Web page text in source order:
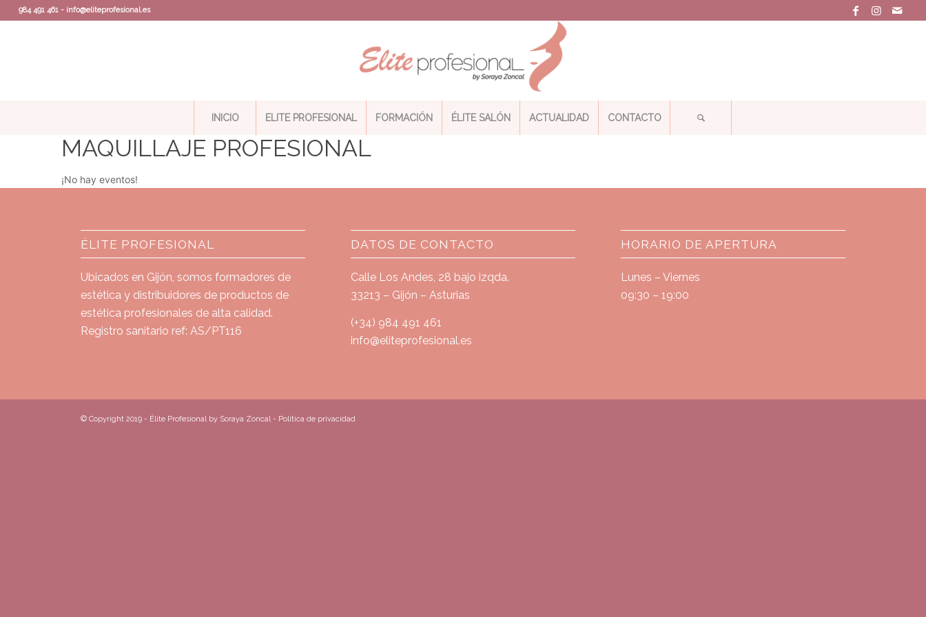
984 491 461 - info@eliteprofesional.es
INICIO ELITE PROFESIONAL FORMACIÓN ÉLITE SALÓN ACTUALIDAD CONTACTO
MAQUILLAJE PROFESIONAL
¡No hay eventos!
ÉLITE PROFESIONAL
Ubicados en Gijón, somos formadores de
estética y distribuidores de productos de
estética profesionales de alta calidad.
Registro sanitario ref: AS/PT116
DATOS DE CONTACTO
Calle Los Andes, 28 bajo izqda.
33213 – Gijón – Asturias
(+34) 984 491 461
info@eliteprofesional.es
HORARIO DE APERTURA
Lunes – Viernes
09:30 – 19:00
© Copyright 2019 - Élite Profesional by Soraya Zoncal - Política de privacidad